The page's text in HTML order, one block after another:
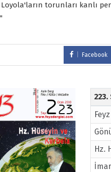
Loyola'ların torunları kanlı
Facebook
223.
Hz.